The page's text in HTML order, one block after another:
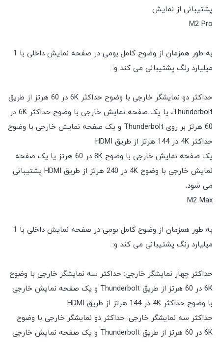
پشتیبانی از نمایش
M2 Pro
به طور همزمان از وضوح کامل بومی در صفحه نمایش داخلی با 1
میلیارد رنگ پشتیبانی می کند و:
حداکثر دو نمایشگر خارجی با وضوح حداکثر 6K در 60 هرتز از طریق
Thunderbolt، یا یک صفحه نمایش خارجی با وضوح حداکثر 6K در
60 هرتز بر روی Thunderbolt و یک صفحه نمایش خارجی با وضوح
حداکثر 4K در 144 هرتز از طریق HDMI
یک صفحه نمایش خارجی با وضوح 8K در 60 هرتز یا یک صفحه
نمایش خارجی با وضوح 4K در 240 هرتز از طریق HDMI پشتیبانی
می شود.
M2 Max
به طور همزمان از وضوح کامل بومی در صفحه نمایش داخلی با 1
میلیارد رنگ پشتیبانی می کند و:
حداکثر چهار نمایشگر خارجی: حداکثر سه نمایشگر خارجی با وضوح
6K در 60 هرتز از طریق Thunderbolt و یک صفحه نمایش خارجی
با وضوح حداکثر 4K در 144 هرتز از طریق HDMI
حداکثر سه نمایشگر خارجی: حداکثر دو نمایشگر خارجی با وضوح
6K در 60 هرتز از طریق Thunderbolt و یک صفحه نمایش خارجی